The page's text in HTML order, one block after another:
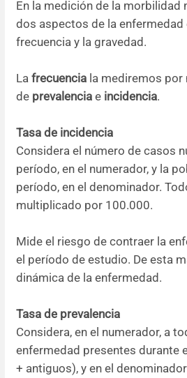
En la medición de la morbilidad
dos aspectos de la enfermedad
frecuencia y la gravedad.
La frecuencia la mediremos
de prevalencia e incidencia.
Tasa de incidencia
Considera el número de casos
período, en el numerador, y la
período, en el denominador.
multiplicado por 100.000.
Mide el riesgo de contraer la
el período de estudio. De esta
dinámica de la enfermedad.
Tasa de prevalencia
Considera, en el numerador, a
enfermedad presentes durante
+ antiguos), y en el